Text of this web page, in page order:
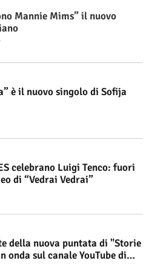
Mannie Mims” il nuovo
è il nuovo singolo di Sofija
celebrano Luigi Tenco: fuori
di “Vedrai Vedrai”
della nuova puntata di "Storie
onda sul canale YouTube di